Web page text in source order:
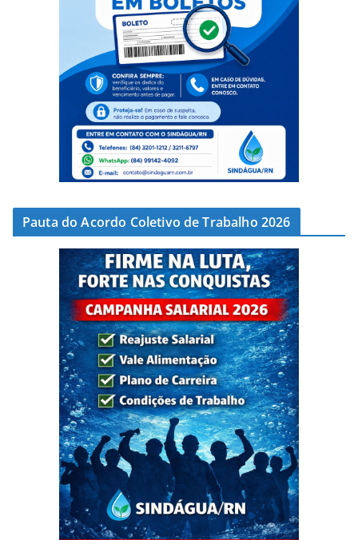
Pauta do Acordo Coletivo de Trabalho 2026